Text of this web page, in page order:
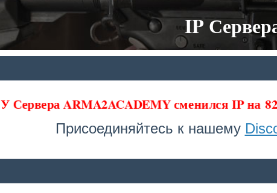
IP
У Сервера ARMA2ACADEMY сменился IP на
Присоединяйтесь к нашему